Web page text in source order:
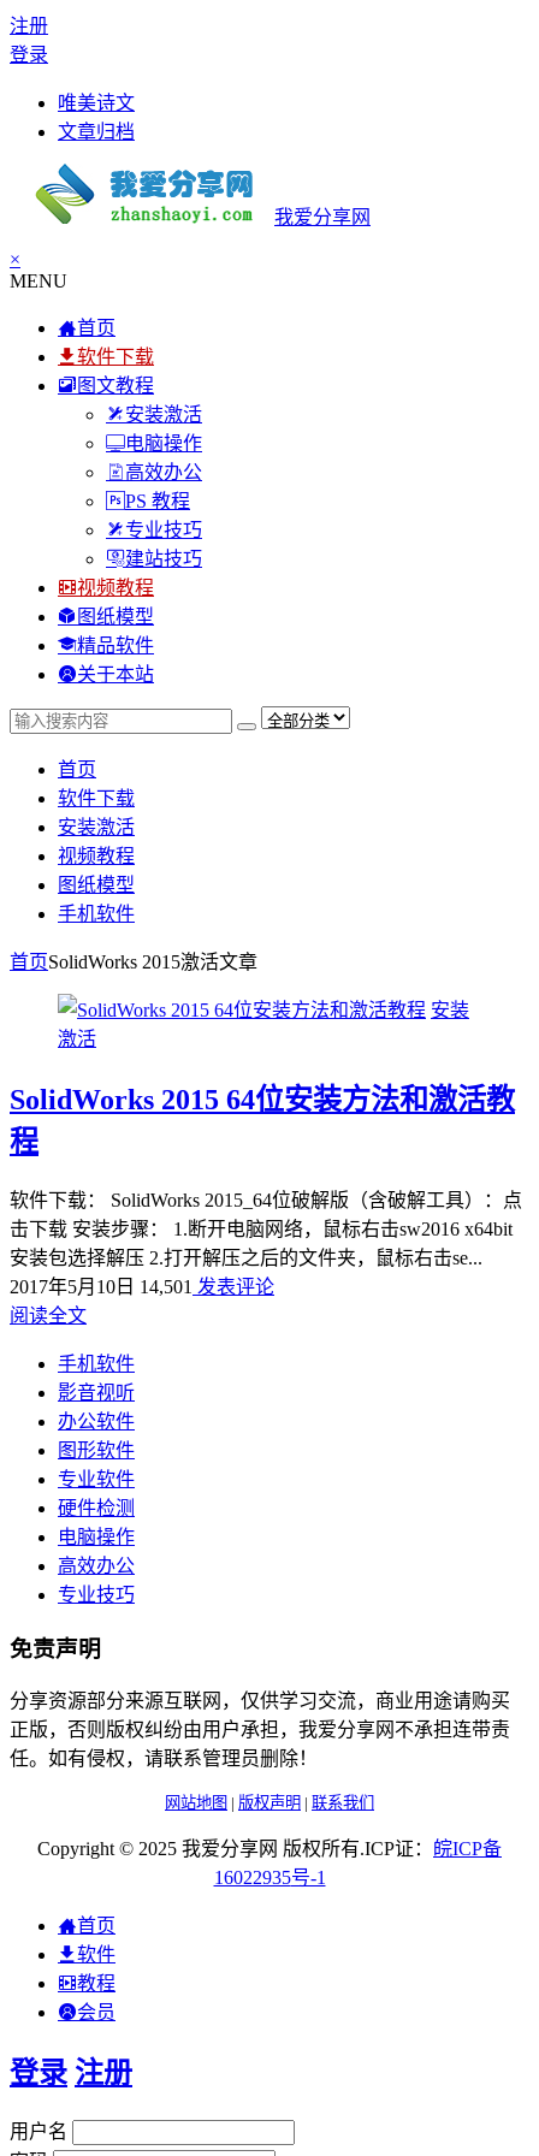
注册
登录
唯美诗文
文章归档
我爱分享网
×
MENU
首页
软件下载
图文教程
安装激活
电脑操作
高效办公
PS 教程
专业技巧
建站技巧
视频教程
图纸模型
精品软件
关于本站
首页
软件下载
安装激活
视频教程
图纸模型
手机软件
首页SolidWorks 2015激活文章
安装
激活
SolidWorks 2015 64位安装方法和激活教
程
软件下载： SolidWorks 2015_64位破解版（含破解工具）：点
击下载 安装步骤： 1.断开电脑网络，鼠标右击sw2016 x64bit
安装包选择解压 2.打开解压之后的文件夹，鼠标右击se...
2017年5月10日 14,501 发表评论
阅读全文
手机软件
影音视听
办公软件
图形软件
专业软件
硬件检测
电脑操作
高效办公
专业技巧
免责声明
分享资源部分来源互联网，仅供学习交流，商业用途请购买
正版，否则版权纠纷由用户承担，我爱分享网不承担连带责
任。如有侵权，请联系管理员删除！
网站地图 | 版权声明 | 联系我们
Copyright © 2025 我爱分享网 版权所有.ICP证： 皖ICP备
16022935号-1
首页
软件
教程
会员
登录 注册
用户名